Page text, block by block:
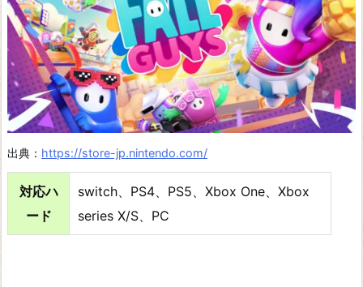
ピ
ー
ド
ホ
ッ
ト・
パ
ー
ス
ー
出典： https://store-jp.nintendo.com/
対応ハ
ード
switch、PS4、PS5、Xbox One、Xbox
series X/S、PC